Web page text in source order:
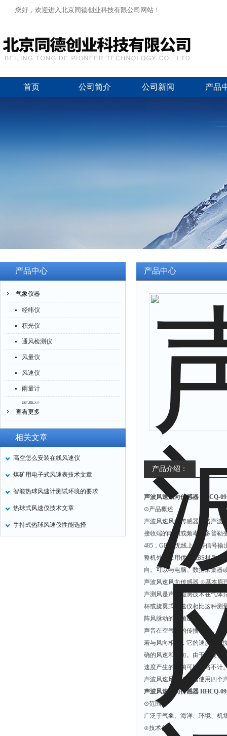
您好，欢迎进入北京同德创业科技有限公司网站！
首页 公司简介 公司新闻 产品
产品中心
气象仪器
经纬仪
积光仪
通风检测仪
风量仪
风速仪
雨量计
雨量站
风向标
气象站
查看更多
相关文章
高空怎么安装在线风速仪
煤矿用电子式风速表技术文章
智能热球风速计测试环境的要求
热球式风速仪技术文章
手持式热球风速仪性能选择
产品中心
产品介绍：
声波风速风向传感器 HHCQ-09
⊙产品概述
声波风速风向传感器又名声波
接收端的时间或频率（多普勒
485，GPRS无线上网等信号
整机外壳采用优质ABS材质，
向。可以与电脑、数据采集器
声波风速风向传感器 ⊙基本
声测风是声波检测技术在气体
杯或旋翼式风速仪相比这种测
阵风脉动的高频成分。
声音在空气中的传播速度，会
若与风向相反，它的速度会变
确的风速和风向。由于声波在
速度产生的影响可以忽略不
声波风速风向传感器使用四个
声波风速风向传感器 HHCQ-09
⊙范围
广泛于气象、海洋、环境、
⊙技术参数